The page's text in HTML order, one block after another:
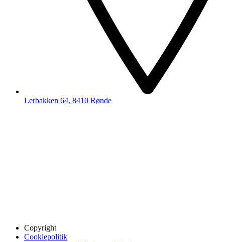
Lerbakken 64, 8410 Rønde
Copyright
Cookiepolitik